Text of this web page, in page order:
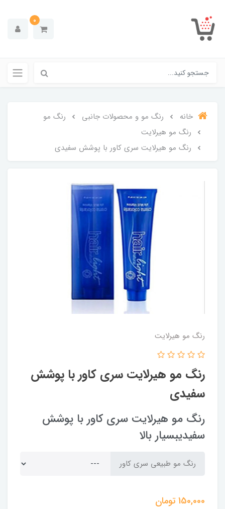
0
خانه رنگ مو و محصولات جانبی
رنگ مو
رنگ مو هیرلایت
رنگ مو هیرلایت سری کاور با پوشش سفیدی
رنگ مو هیرلایت
رنگ مو هیرلایت سری کاور با پوشش
سفیدی
رنگ مو هیرلایت سری کاور با پوشش
سفیدیبسیار بالا
رنگ مو طبیعی سری کاور
150,000تومان